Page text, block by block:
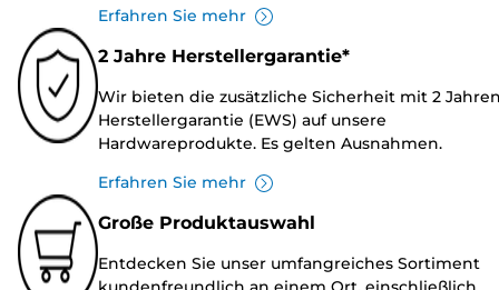
Erfahren Sie mehr
2 Jahre Herstellergarantie*
Wir bieten die zusätzliche Sicherheit mit 2
Herstellergarantie (EWS) auf unsere
Hardwareprodukte. Es gelten Ausnahmen.
Erfahren Sie mehr
Große Produktauswahl
Entdecken Sie unser umfangreiches Sortiment